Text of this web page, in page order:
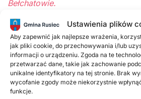
Ustawienia plików
Aby zapewnić jak najlepsze wrażenia,
jak pliki cookie, do przechowywania i/lub
informacji o urządzeniu. Zgoda na te
przetwarzać dane, takie jak zachowanie
unikalne identyfikatory na tej stronie. Brak
wycofanie zgody może niekorzystnie
funkcje.
Bełchatowie.
ZAŁĄCZNIKI
wniosek – o wydanie wypisu/wyrysu – do
Pobierz
wniosek KWB.pdf Pobierz